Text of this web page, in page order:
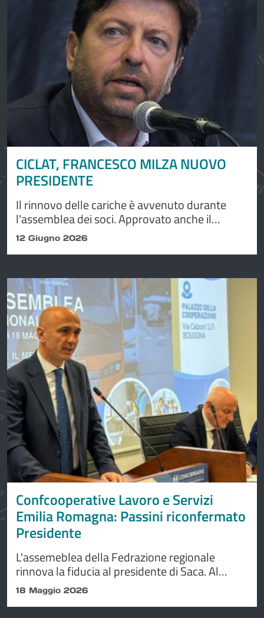
CICLAT, FRANCESCO MILZA NUOVO
PRESIDENTE
Il rinnovo delle cariche è avvenuto durante
l'assemblea dei soci. Approvato anche il
bilancio con un valore della produzione che
supera i 191 milioni.
12 Giugno 2026
Confcooperative Lavoro e Servizi
Emilia Romagna: Passini riconfermato
Presidente
L'assemeblea della Fedrazione regionale
rinnova la fiducia al presidente di Saca. Al
centro del dibattito il futuro del lavoro tra
innovazione, intelligenza artificiale, appalti ed
18 Maggio 2026